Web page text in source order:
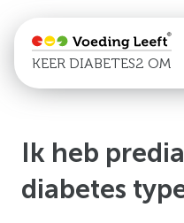
KEER DIABETES2 OM
Ik heb
diabetes